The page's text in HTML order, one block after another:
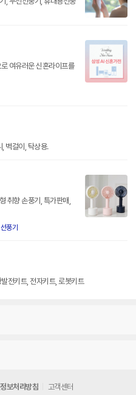
여유러운 신혼라이프를
, 벽걸이, 탁상용.
취향 손풍기, 특가판매,
풍기
전키트, 전자키트, 로봇키트
보처리방침 고객센터